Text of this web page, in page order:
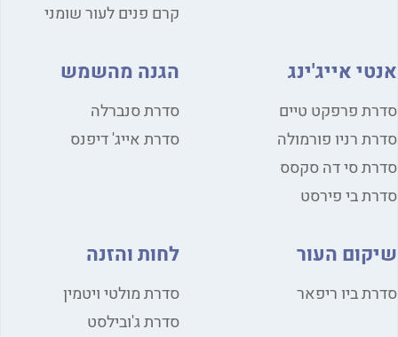
קרם פנים לעור שומני
אנטי אייג'ינג
סדרת פרפקט טיים
סדרת רניו פורמולה
סדרת סי דה סקסס
סדרת בי פירסט
שיקום העור
סדרת ביו ריפאר
הגנה מהשמש
סדרת סנברלה
סדרת אייג' דיפנס
לחות והזנה
סדרת מולטי ויטמין
סדרת ג'ובילסט